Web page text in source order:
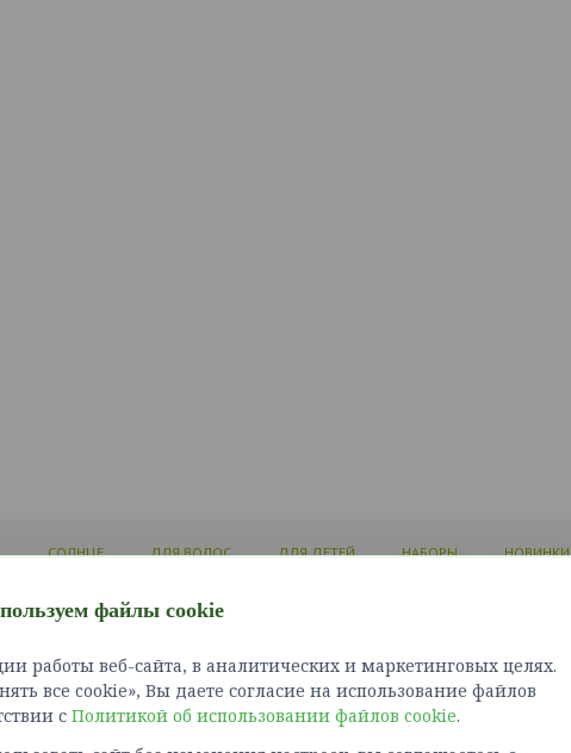
СОЛНЦЕ ДЛЯ ВОЛОС ДЛЯ ДЕТЕЙ НАБОРЫ НОВИНКИ
Доставка и оплата
Как сделать заказ?
Политика конфиденциальности
Связаться с нами
Карта сайта
файлы cookie
работы веб-сайта, в аналитических и маркетинговых целях.
все cookie», Вы даете согласие на использование файлов
с Политикой об использовании файлов cookie.